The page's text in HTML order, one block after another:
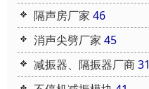
隔声房厂家 46
消声尖劈厂家 45
减振器、隔振器厂商31